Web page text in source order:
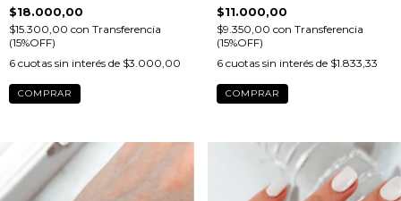
$18.000,00
$15.300,00 con Transferencia
(15%OFF)
6 cuotas sin interés de $3.000,00
$11.000,00
$9.350,00 con Transferencia
(15%OFF)
6 cuotas sin interés de $1.833,33